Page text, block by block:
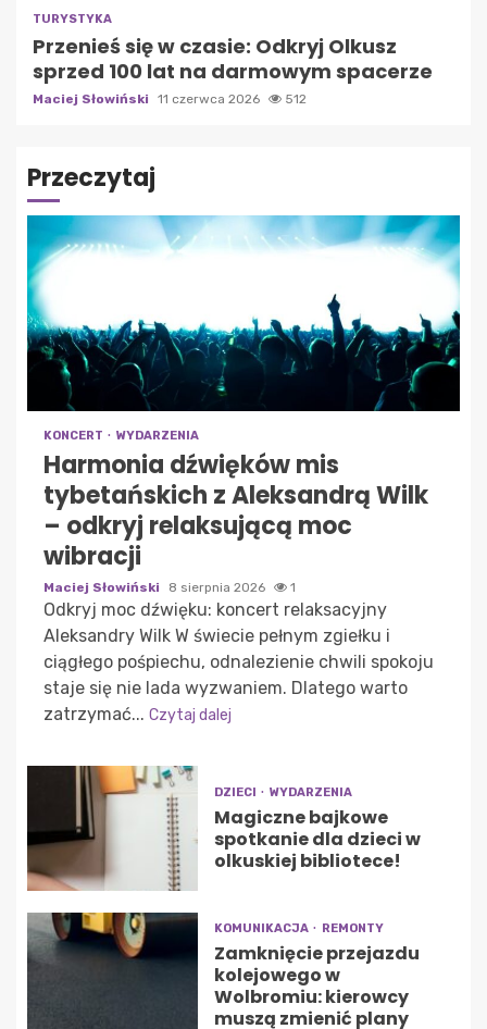
TURYSTYKA
Przenieś się w czasie: Odkryj Olkusz
sprzed 100 lat na darmowym spacerze
Maciej Słowiński 11 czerwca 2026 512
Przeczytaj
KONCERT WYDARZENIA
Harmonia dźwięków mis
tybetańskich z Aleksandrą Wilk
– odkryj relaksującą moc
wibracji
Maciej Słowiński 8 sierpnia 2026 1
Odkryj moc dźwięku: koncert relaksacyjny
Aleksandry Wilk W świecie pełnym zgiełku i
ciągłego pośpiechu, odnalezienie chwili spokoju
staje się nie lada wyzwaniem. Dlatego warto
zatrzymać... Czytaj dalej
DZIECI WYDARZENIA
Magiczne bajkowe
spotkanie dla dzieci w
olkuskiej bibliotece!
KOMUNIKACJA REMONTY
Zamknięcie przejazdu
kolejowego w
Wolbromiu: kierowcy
muszą zmienić plany